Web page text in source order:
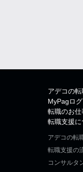
アデコの
MyPagロ
転職のお
転職支援に
アデコの転
転職支援の
コンサルタ